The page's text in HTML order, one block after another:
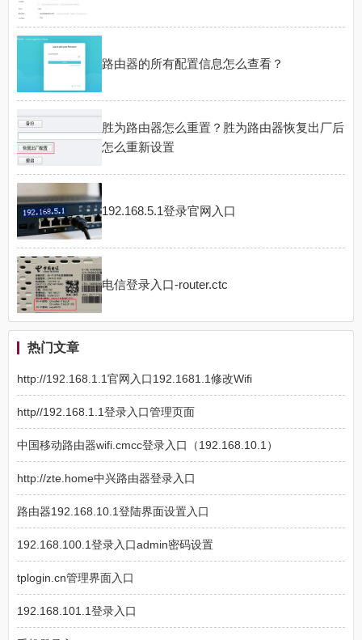
路由器的所有配置信息怎么查看？
胜为路由器怎么重置？胜为路由器恢复出厂后
怎么重新设置
192.168.5.1登录官网入口
电信登录入口-router.ctc
热门文章
http://192.168.1.1官网入口192.1681.1修改Wifi
http//192.168.1.1登录入口管理页面
中国移动路由器wifi.cmcc登录入口（192.168.10.1）
http://zte.home中兴路由器登录入口
路由器192.168.10.1登陆界面设置入口
192.168.100.1登录入口admin密码设置
tplogin.cn管理界面入口
192.168.101.1登录入口